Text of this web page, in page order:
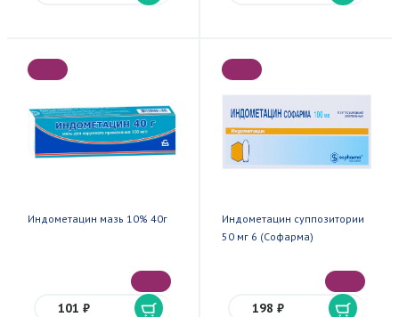
Индометацин мазь 10% 40г
101 ₽
Индометацин суппозитории
50 мг 6 (Софарма)
198 ₽